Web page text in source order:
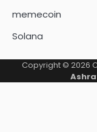
memecoin
Solana
Copyright © 2026